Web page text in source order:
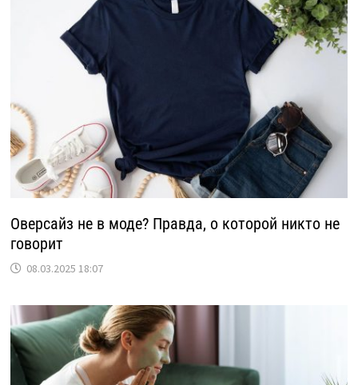
Оверсайз не в моде? Правда, о которой никто не
говорит
08.03.2025 18:07